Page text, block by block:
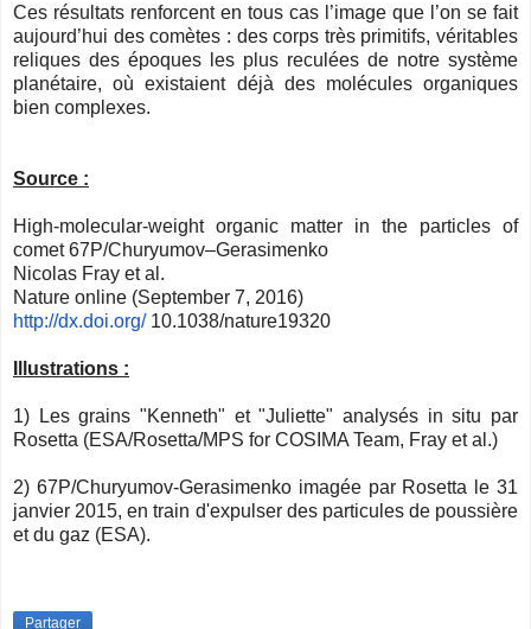
Ces résultats renforcent en tous cas l’image que l’on se fait
aujourd’hui des comètes : des corps très primitifs, véritables
reliques des époques les plus reculées de notre système
planétaire, où existaient déjà des molécules organiques
bien complexes.
Source :
High-molecular-weight organic matter in the particles of
comet 67P/Churyumov–Gerasimenko
Nicolas Fray et al.
Nature online (September 7, 2016)
http://dx.doi.org/10.1038/nature19320
Illustrations :
1) Les grains "Kenneth" et "Juliette" analysés in situ par
Rosetta (ESA/Rosetta/MPS for COSIMA Team, Fray et al.)
2) 67P/Churyumov-Gerasimenko imagée par Rosetta le 31
janvier 2015, en train d'expulser des particules de poussière
et du gaz (ESA).
Partager